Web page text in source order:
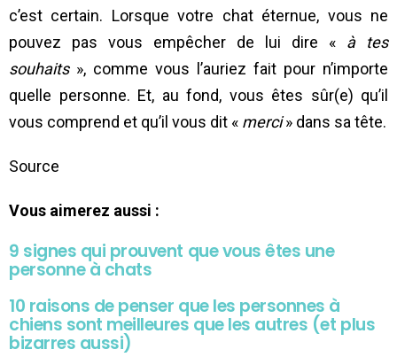
c’est certain. Lorsque votre chat éternue, vous ne
pouvez pas vous empêcher de lui dire « à tes
souhaits», comme vous l’auriez fait pour n’importe
quelle personne. Et, au fond, vous êtes sûr(e) qu’il
vous comprend et qu’il vous dit « merci» dans sa tête.
Source
Vous aimerez aussi :
9 signes qui prouvent que vous êtes une
personne à chats
10 raisons de penser que les personnes à
chiens sont meilleures que les autres (et plus
bizarres aussi)